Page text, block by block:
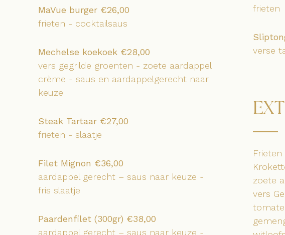
MaVue burger €26,00
frieten - cocktailsaus
Mechelse koekoek €28,00
vers gegrilde groenten - zoete aardappel
crème - saus en aardappelgerecht naar
keuze
Steak Tartaar €27,00
frieten - slaatje
Filet Mignon €36,00
aardappel gerecht – saus naar keuze -
fris slaatje
Paardenfilet (300gr) €38,00
aardappel gerecht – saus naar keuze -
frieten
verse
zoete
vers